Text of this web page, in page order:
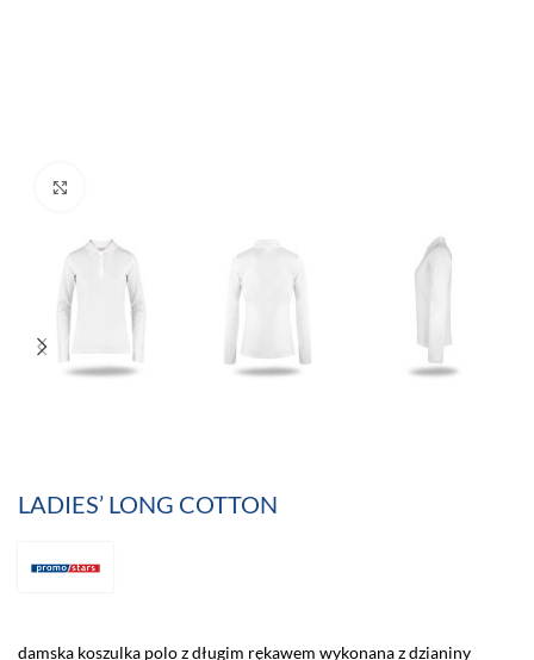
LADIES’ LONG COTTON
damska koszulka polo z długim rękawem wykonana z dzianiny